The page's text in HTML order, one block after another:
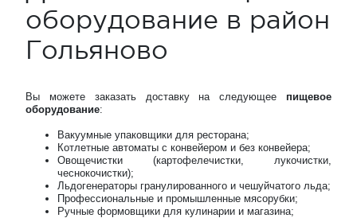
оборудование в район
Гольяново
Вы можете заказать доставку на следующее пищевое
оборудование:
Вакуумные упаковщики для ресторана;
Котлетные автоматы с конвейером и без конвейера;
Овощечистки (картофелечистки, лукочистки,
чеснокочистки);
Льдогенераторы гранулированного и чешуйчатого льда;
Профессиональные и промышленные мясорубки;
Ручные формовщики для кулинарии и магазина;